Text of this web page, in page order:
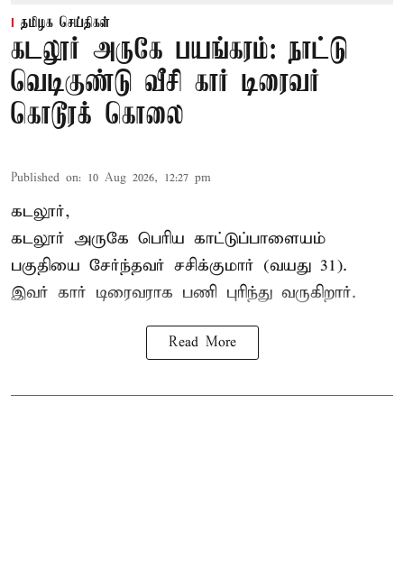
தமிழக செய்திகள்
கடலூர் அருகே பயங்கரம்: நாட்டு
வெடிகுண்டு வீசி கார் டிரைவர்
கொடூரக் கொலை
Published on: 10 Aug 2026, 12:27 pm
கடலூர்,
கடலூர் அருகே பெரிய காட்டுப்பாளையம்
பகுதியை சேர்ந்தவர் சசிக்குமார் (வயது 31).
இவர் கார் டிரைவராக பணி புரிந்து வருகிறார்.
Read More